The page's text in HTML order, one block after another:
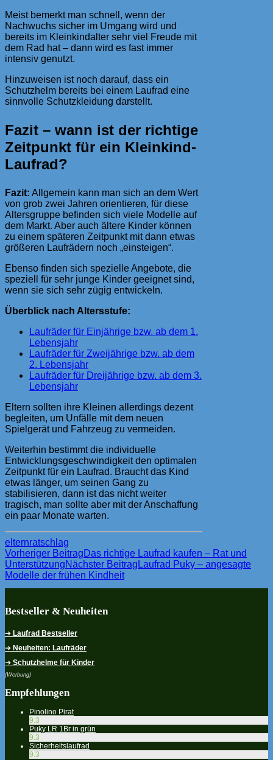
Meist bemerkt man schnell, wenn der
Nachwuchs sicher im Umgang wird und
bereits im Kleinkindalter sehr viel Freude mit
dem Rad hat – dann wird es fast immer
intensiv genutzt.
Hinzuweisen ist noch darauf, dass ein
Schutzhelm bereits bei einem Laufrad eine
sinnvolle Schutzkleidung darstellt.
Fazit – wann ist der richtige
Zeitpunkt für ein Kleinkind-
Laufrad?
Fazit: Allgemein kann man sich an dem Wert
von grob zwei Jahren orientieren, für diese
Altersgruppe befinden sich viele Modelle auf
dem Markt. Aber auch ältere Kinder können
zu einem späteren Zeitpunkt mit dann etwas
größeren Laufrädern noch „einsteigen“.
Ebenso finden sich spezielle Angebote, die
speziell für sehr junge Kinder geeignet sind,
wenn sie sich sehr zügig entwickeln.
Überblick nach Altersstufe:
Laufräder für Einjährige bzw. ab dem 1.
Lebensjahr
Laufräder für Zweijährige bzw. ab dem
2. Lebensjahr
Laufräder für Dreijährige bzw. ab dem 3.
Lebensjahr
Eltern sollten ihre Kleinen allerdings dezent
begleiten, um Unfälle mit dem neuen
Spielgerät und Fahrzeug zu vermeiden.
Weiterhin bestimmt die individuelle
Entwicklungsgeschwindigkeit den optimalen
Zeitpunkt für ein Laufrad. Braucht das Kind
etwas länger, um seinen Gang zu
stabilisieren, dann ist das nicht weiter
tragisch, man sollte aber mit der Anschaffung
ein paar Monate warten.
elternratschlag
Beitragsnavigation
Vorheriger BeitragDas richtige Laufrad kaufen – Rat und
UnterstützungNächster Beitrag Laufrad Puky – angesagte
Modelle der frühen Kindheit
Bestseller & Neuheiten
➔ Laufrad Bestseller
➔ Neuheiten: Laufräder
➔ Schutzhelme für Kinder
(Werbung)
Empfehlungen
Pinolino Pirat
9.3
Puky LR 1Br in grün
9.3
Sicherheitslaufrad
9.3